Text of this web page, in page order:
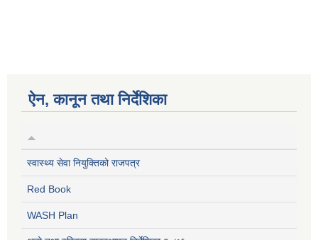
ऐन, कानून तथा निर्देशिका
स्वास्थ्य सेवा नियुक्तिको राजपत्र
Red Book
WASH Plan